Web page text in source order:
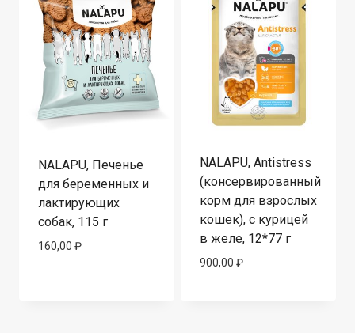
NALAPU, Печенье
для беременных и
лактирующих
собак, 115 г
160,00 ₽
NALAPU, Antistress
(консервированный
корм для взрослых
кошек), с курицей
в желе, 12*77 г
900,00 ₽